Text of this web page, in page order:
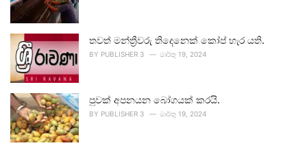
තවත් මන්ත්‍රීවරු තිදෙනෙක් කෝප් හැර යති.
BY PUBLISHER 3 මාර්තු 19, 2024
පුවක් අපනයන බෝගයක් කරයි.
BY PUBLISHER 3 මාර්තු 19, 2024